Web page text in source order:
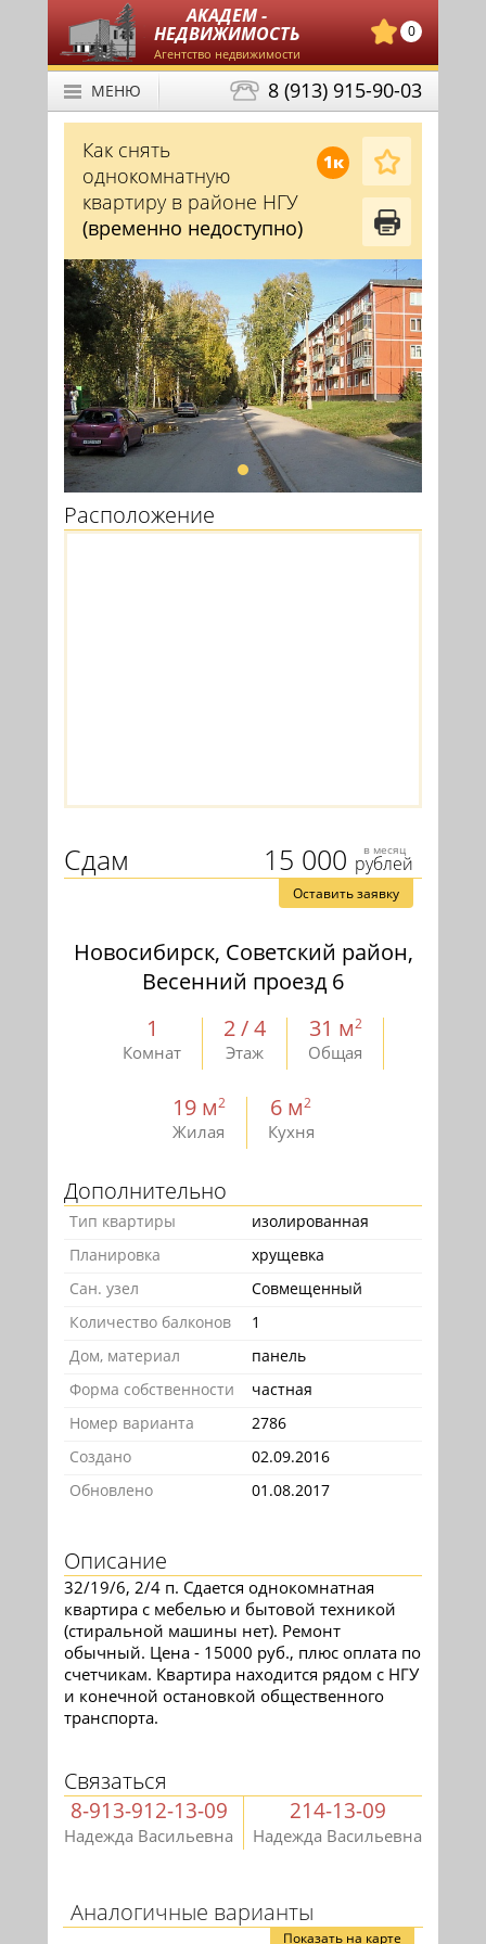
АКАДЕМ -
НЕДВИЖИМОСТЬ
Агентство недвижимости
0
8 (913) 915-90-03
МЕНЮ
1к
Как снять
однокомнатную
квартиру в районе НГУ
(временно недоступно)
Расположение
15 000 в месяц
рублей
Сдам
Оставить заявку
Новосибирск, Советский район,
Весенний проезд 6
1
Комнат
2 / 4
Этаж
31 м2
Общая
19 м2
Жилая
6 м2
Кухня
Дополнительно
Тип квартиры
изолированная
Планировка
хрущевка
Сан. узел
Совмещенный
Количество балконов
1
Дом, материал
панель
Форма собственности
частная
Номер варианта
2786
Создано
02.09.2016
Обновлено
01.08.2017
Описание
32/19/6, 2/4 п. Сдается однокомнатная
квартира с мебелью и бытовой техникой
(стиральной машины нет). Ремонт
обычный. Цена - 15000 руб., плюс оплата по
счетчикам. Квартира находится рядом с НГУ
и конечной остановкой общественного
транспорта.
Связаться
8-913-912-13-09
Надежда Васильевна
214-13-09
Надежда Васильевна
Аналогичные варианты
Показать на карте